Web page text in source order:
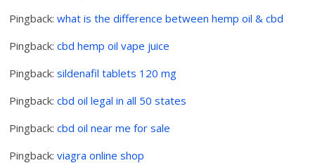
Pingback:what is the difference between hemp oil & cbd
Pingback:cbd hemp oil vape juice
Pingback:sildenafil tablets 120 mg
Pingback:cbd oil legal in all 50 states
Pingback:cbd oil near me for sale
Pingback:viagra online shop